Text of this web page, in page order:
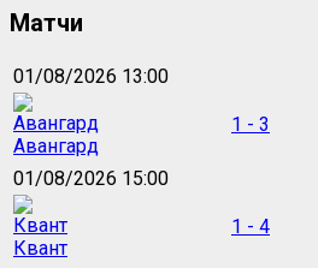
Матчи
01/08/2026 13:00
Авангард
1 - 3
01/08/2026 15:00
Квант
1 - 4